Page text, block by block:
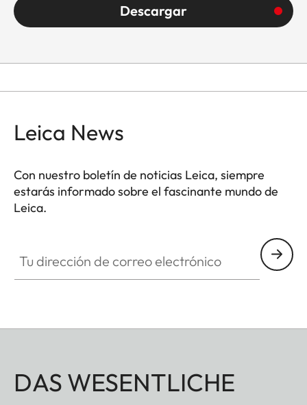
Descargar
Leica News
Con nuestro boletín de noticias Leica, siempre
estarás informado sobre el fascinante mundo de
Leica.
DAS WESENTLICHE